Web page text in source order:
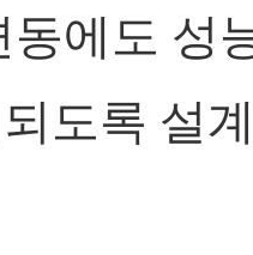
동에도 성
도록 설